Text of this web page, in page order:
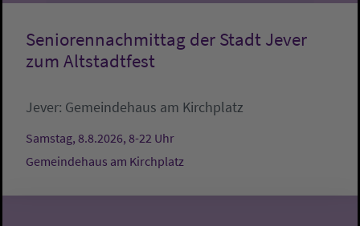
Seniorennachmittag der Stadt Jever
zum Altstadtfest
Jever: Gemeindehaus am Kirchplatz
Samstag, 8.8.2026, 8-22 Uhr
Gemeindehaus am Kirchplatz